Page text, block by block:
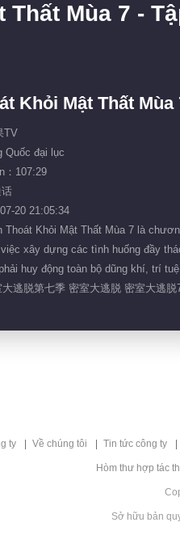
Thất Mùa 7 -
Khỏi Mật Thất Mùa
TV
Quốc đại lục
：107:29
话
20 21:05:34
Thoát Khỏi Mật Thất Mùa 7 là
xây dựng các tình huống đầy
huy động toàn bộ dũng khí, trí
大逃脱第七季 密室大逃脱 密室大逃
ty Về chúng tôi Tin tức công ty
Hòm thư hợp tác
Sở hữu bản